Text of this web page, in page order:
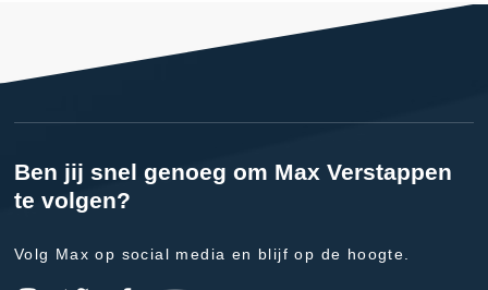
Ben jij snel genoeg om Max Verstappen
te volgen?
Volg Max op social media en blijf op de hoogte.